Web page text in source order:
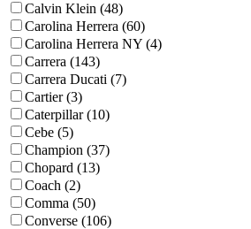
Calvin Klein (48)
Carolina Herrera (60)
Carolina Herrera NY (4)
Carrera (143)
Carrera Ducati (7)
Cartier (3)
Caterpillar (10)
Cebe (5)
Champion (37)
Chopard (13)
Coach (2)
Comma (50)
Converse (106)